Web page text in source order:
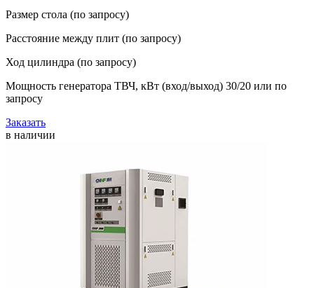
Размер стола (по запросу)
Расстояние между плит (по запросу)
Ход цилиндра (по запросу)
Мощность генератора ТВЧ, кВт (вход/выход) 30/20 или по
запросу
Заказать
в наличии